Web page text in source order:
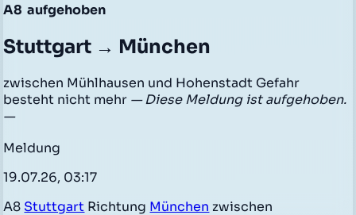
A8 aufgehoben
Stuttgart → München
zwischen Mühlhausen und Hohenstadt Gefahr
besteht nicht mehr — Diese Meldung ist aufgehoben.
—
Meldung
19.07.26, 03:17
A8 Stuttgart Richtung München zwischen